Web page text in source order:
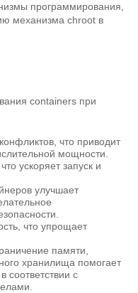
программирования,
механизма chroot в
containers при
что приводит
мощности.
ускоряет запуск и
улучшает
что упрощает
памяти,
хранилища помогает
соответствии с